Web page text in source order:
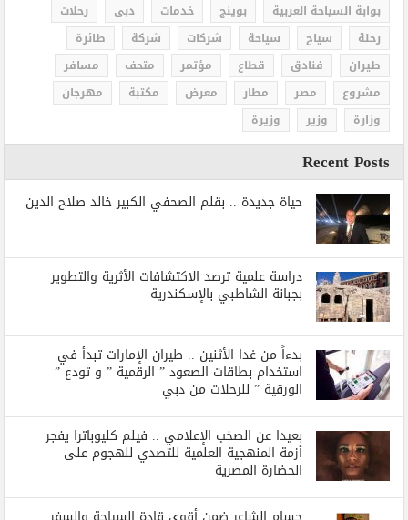
بوابة السياحة العربية
بوينج خدمات دبى
رحلات
رحلة
سياح سياحة شركات شركة
طائرة
طيران
فنادق قطاع مؤتمر متحف
مسافر
مشروع
مصر مطار معرض مكتبة
مهرجان
وزارة
وزير وزيرة
Recent Posts
حياة جديدة .. بقلم الصحفي الكبير خالد صلاح الدين
دراسة علمية ترصد الاكتشافات الأثرية والتطوير
بجبانة الشاطبي بالإسكندرية
بدءاً من غدا الأثنين .. طيران الإمارات تبدأ في
استخدام بطاقات الصعود ” الرقمية ” و تودع ”
الورقية ” للرحلات من دبي
بعيدا عن الصخب الإعلامي .. فيلم كليوباترا يفجر
أزمة المنهجية العلمية للتصدي للهجوم على
الحضارة المصرية